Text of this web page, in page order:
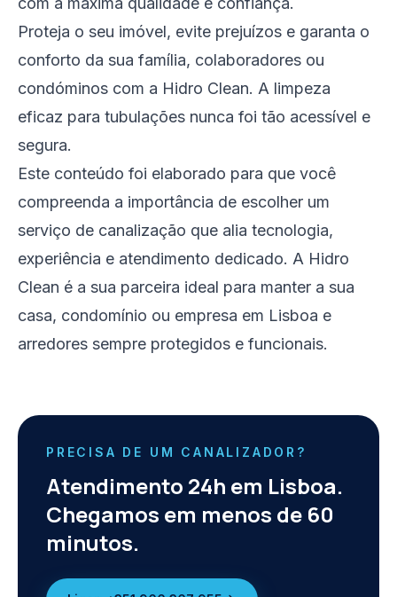
Proteja o seu imóvel, evite prejuízos e garanta o
conforto da sua família, colaboradores ou
condóminos com a Hidro Clean. A limpeza
eficaz para tubulações nunca foi tão acessível e
segura.
Este conteúdo foi elaborado para que você
compreenda a importância de escolher um
serviço de canalização que alia tecnologia,
experiência e atendimento dedicado. A Hidro
Clean é a sua parceira ideal para manter a sua
casa, condomínio ou empresa em Lisboa e
arredores sempre protegidos e funcionais.
PRECISA DE UM CANALIZADOR?
Atendimento 24h em Lisboa.
Chegamos em menos de 60
minutos.